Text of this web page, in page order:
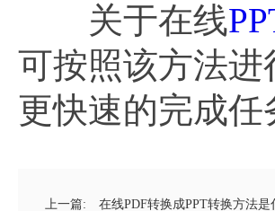
关于在线
可按照该方法进
更快速的完成任
上一篇: 在线PDF转换成PPT转换方法